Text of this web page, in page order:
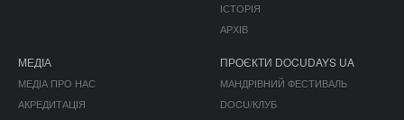
ІСТОРІЯ
АРХІВ
МЕДІА
МЕДІА ПРО НАС
АКРЕДИТАЦІЯ
ПРОЄКТИ DOCUDAYS UA
МАНДРІВНИЙ ФЕСТИВАЛЬ
DOCU/КЛУБ